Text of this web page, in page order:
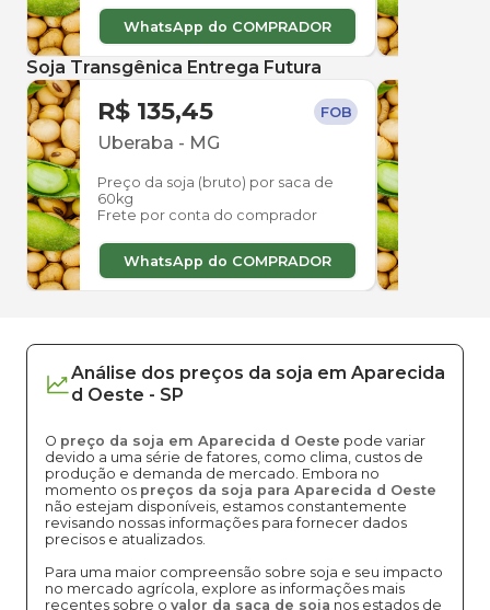
WhatsApp do COMPRADOR
Soja Transgênica Entrega Futura
R$ 135,45 FOB
Uberaba - MG
Preço da soja (bruto) por saca de
60kg
Frete por conta do comprador
WhatsApp do COMPRADOR
Análise dos preços da soja em Aparecida
d Oeste - SP
O preço da soja em Aparecida d Oeste pode variar
devido a uma série de fatores, como clima, custos de
produção e demanda de mercado. Embora no
momento os preços da soja para Aparecida d Oeste
não estejam disponíveis, estamos constantemente
revisando nossas informações para fornecer dados
precisos e atualizados.
Para uma maior compreensão sobre soja e seu impacto
no mercado agrícola, explore as informações mais
recentes sobre o valor da saca de soja nos estados de